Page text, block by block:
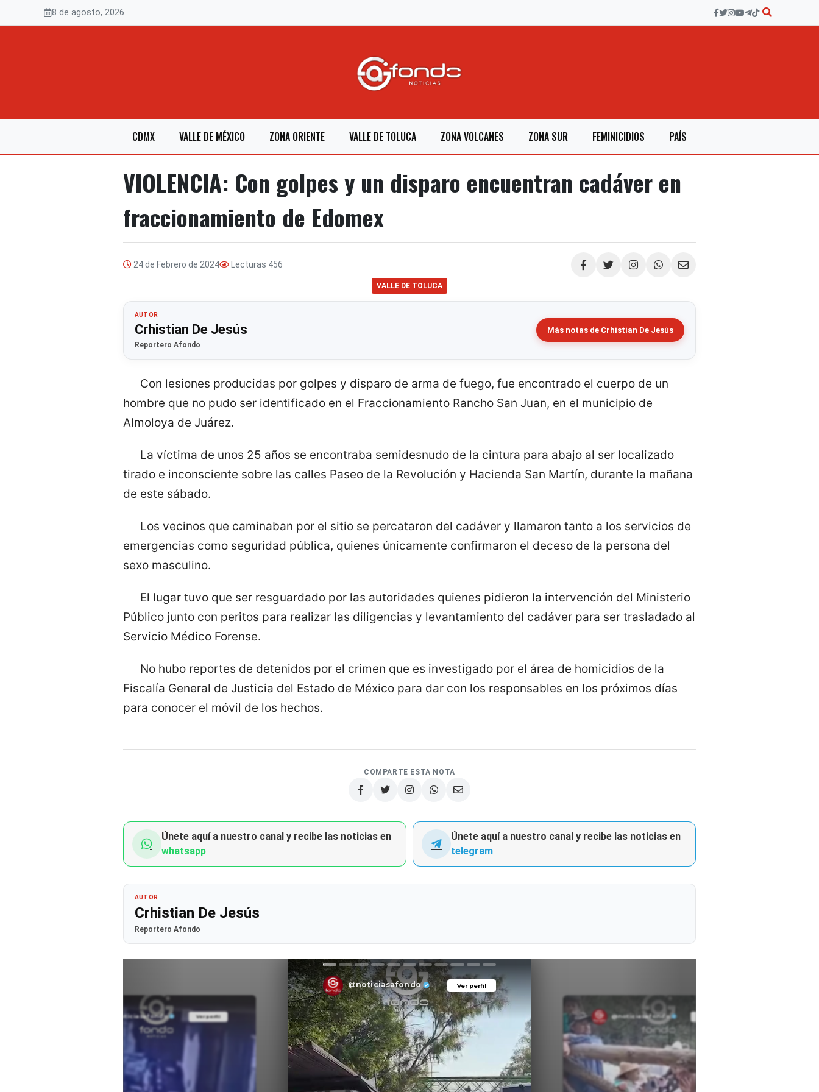
8 de agosto, 2026
CDMX VALLE DE MÉXICO ZONA ORIENTE VALLE DE TOLUCA ZONA VOLCANES ZONA SUR FEMINICIDIOS PAÍS
VIOLENCIA: Con golpes y un disparo encuentran cadáver en
fraccionamiento de Edomex
24 de Febrero de 2024 Lecturas 456
Compartir
VALLE DE TOLUCA
AUTOR
Crhistian De Jesús
Reportero Afondo
Más notas de Crhistian De Jesús
Con lesiones producidas por golpes y disparo de arma de fuego, fue encontrado el cuerpo de un
hombre que no pudo ser identificado en el Fraccionamiento Rancho San Juan, en el municipio de
Almoloya de Juárez.
La víctima de unos 25 años se encontraba semidesnudo de la cintura para abajo al ser localizado
tirado e inconsciente sobre las calles Paseo de la Revolución y Hacienda San Martín, durante la mañana
de este sábado.
Los vecinos que caminaban por el sitio se percataron del cadáver y llamaron tanto a los servicios de
emergencias como seguridad pública, quienes únicamente confirmaron el deceso de la persona del
sexo masculino.
El lugar tuvo que ser resguardado por las autoridades quienes pidieron la intervención del Ministerio
Público junto con peritos para realizar las diligencias y levantamiento del cadáver para ser trasladado al
Servicio Médico Forense.
No hubo reportes de detenidos por el crimen que es investigado por el área de homicidios de la
Fiscalía General de Justicia del Estado de México para dar con los responsables en los próximos días
para conocer el móvil de los hechos.
COMPARTE ESTA NOTA
Únete aquí a nuestro canal y recibe las noticias en
whatsapp
Únete aquí a nuestro canal y recibe las noticias en
telegram
AUTOR
Crhistian De Jesús
Reportero Afondo
Ver perfil
@noticiasafondo Ver perfil
@noticiasafondo
Ver perfil
@noticiasafondo Ver perfil